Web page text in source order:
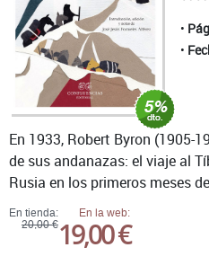
En tienda:
20,00 €
En la web:
19,00 €
En 1933, Robert Byron (1905-
de sus andanazas: el viaje al
Rusia en los primeros meses